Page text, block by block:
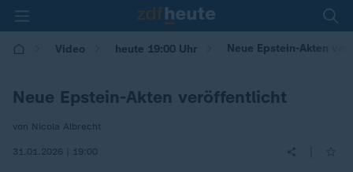
Video heute 19:00 Uhr Neue Epstein-Akten
Neue Epstein-Akten veröffentlicht
von Nicola Albrecht
31.01.2026 | 19:00